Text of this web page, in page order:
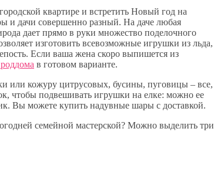
квартире и встретить Новый год на
и дачи совершенно разный. На даче любая
дает прямо в руки множество поделочного
изготовить всевозможные игрушки из льда,
Если ваша жена скоро выпишется из
в готовом варианте.
или кожуру цитрусовых, бусины, пуговицы – все,
чтобы подвешивать игрушки на елке: можно ее
Вы можете купить надувные шары с доставкой.
семейной мастерской? Можно выделить три